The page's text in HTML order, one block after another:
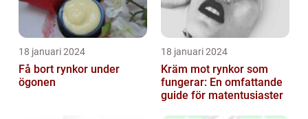
18 januari 2024
Få bort rynkor under
ögonen
18 januari 2024
Kräm mot rynkor som
fungerar: En omfattande
guide för matentusiaster